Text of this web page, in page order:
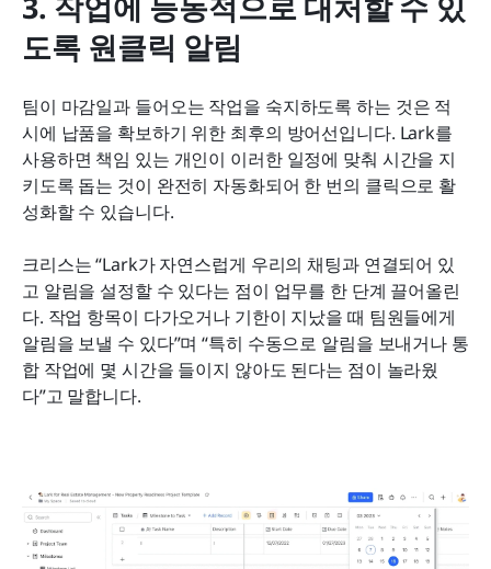
도록 원클릭 알림
팀이 마감일과 들어오는 작업을 숙지하도록 하는 것은 적
시에 납품을 확보하기 위한 최후의 방어선입니다. Lark를
사용하면 책임 있는 개인이 이러한 일정에 맞춰 시간을 지
키도록 돕는 것이 완전히 자동화되어 한 번의 클릭으로 활
성화할 수 있습니다.
크리스는 “Lark가 자연스럽게 우리의 채팅과 연결되어 있
고 알림을 설정할 수 있다는 점이 업무를 한 단계 끌어올린
다. 작업 항목이 다가오거나 기한이 지났을 때 팀원들에게
알림을 보낼 수 있다”며 “특히 수동으로 알림을 보내거나 통
합 작업에 몇 시간을 들이지 않아도 된다는 점이 놀라웠
다”고 말합니다.